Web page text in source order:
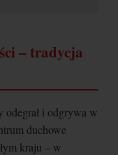
– tradycja
odegrał i odgrywa w
duchowe
kraju – w